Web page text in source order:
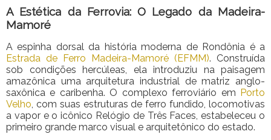
A Estética da Ferrovia: O Legado da Madeira-
Mamoré
A espinha dorsal da história moderna de Rondônia é a
Estrada de Ferro Madeira-Mamoré (EFMM). Construída
sob condições hercúleas, ela introduziu na paisagem
amazônica uma arquitetura industrial de matriz anglo-
saxônica e caribenha. O complexo ferroviário em Porto
Velho, com suas estruturas de ferro fundido, locomotivas
a vapor e o icônico Relógio de Três Faces, estabeleceu o
primeiro grande marco visual e arquitetônico do estado.